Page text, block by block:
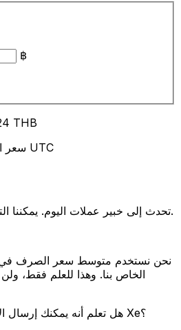
฿
THB
سعر السوق المتوسط في 08:14 UTC
تحدث إلى خبير عملات اليوم.يمكننا التفوق على أسعار المنافسين.
نحن نستخدم متوسط سعر الصرف في
الخاص بنا. وهذا للعلم فقط،
هل تعلم أنه يمكنك إرسال الأموال إلى الخارج باستخدام Xe؟